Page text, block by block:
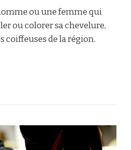
ou une femme qui
ou colorer sa chevelure,
coiffeuses de la région.